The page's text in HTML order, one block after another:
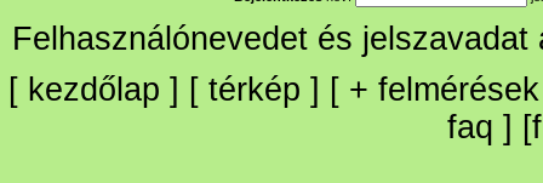
Felhasználónevedet és
[ kezdőlap ] [ térkép ] [ + felmérések
faq ] [